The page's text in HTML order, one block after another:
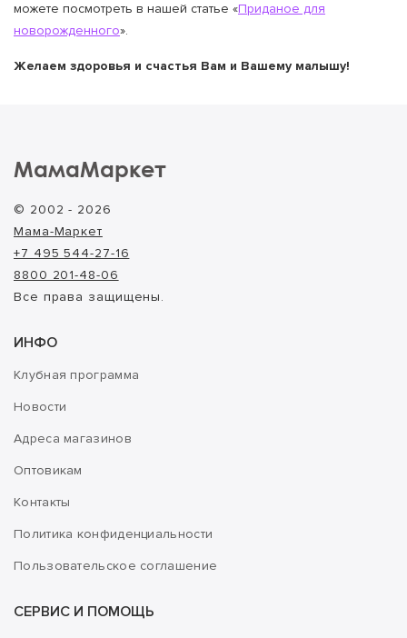
можете посмотреть в нашей статье «Приданое для
новорожденного».
Желаем здоровья и счастья Вам и Вашему малышу!
МамаМаркет
© 2002 - 2026
Мама-Маркет
+7 495 544-27-16
8800 201-48-06
Все права защищены.
ИНФО
Клубная программа
Новости
Адреса магазинов
Оптовикам
Контакты
Политика конфиденциальности
Пользовательское соглашение
СЕРВИС И ПОМОЩЬ